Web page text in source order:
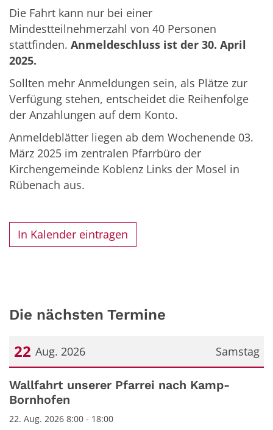
Die Fahrt kann nur bei einer
Mindestteilnehmerzahl von 40 Personen
stattfinden. Anmeldeschluss ist der 30. April
2025.
Sollten mehr Anmeldungen sein, als Plätze zur
Verfügung stehen, entscheidet die Reihenfolge
der Anzahlungen auf dem Konto.
Anmeldeblätter liegen ab dem Wochenende 03.
März 2025 im zentralen Pfarrbüro der
Kirchengemeinde Koblenz Links der Mosel in
Rübenach aus.
In Kalender eintragen
Die nächsten Termine
Samstag
22 Aug. 2026
Datum: 22. August 2026
Wallfahrt unserer Pfarrei nach Kamp-
Bornhofen
22. Aug. 2026 8:00 - 18:00